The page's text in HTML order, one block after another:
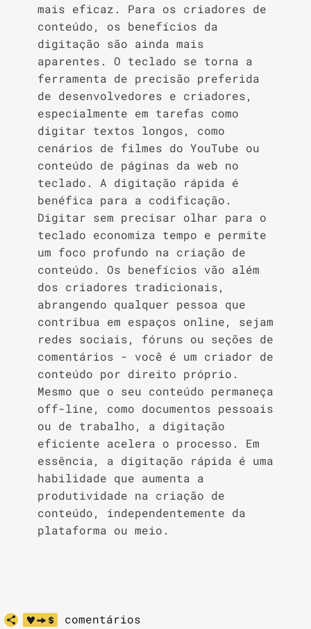
mais eficaz. Para os criadores de
conteúdo, os benefícios da
digitação são ainda mais
aparentes. O teclado se torna a
ferramenta de precisão preferida
de desenvolvedores e criadores,
especialmente em tarefas como
digitar textos longos, como
cenários de filmes do YouTube ou
conteúdo de páginas da web no
teclado. A digitação rápida é
benéfica para a codificação.
Digitar sem precisar olhar para o
teclado economiza tempo e permite
um foco profundo na criação de
conteúdo. Os benefícios vão além
dos criadores tradicionais,
abrangendo qualquer pessoa que
contribua em espaços online, sejam
redes sociais, fóruns ou seções de
comentários - você é um criador de
conteúdo por direito próprio.
Mesmo que o seu conteúdo permaneça
off-line, como documentos pessoais
ou de trabalho, a digitação
eficiente acelera o processo. Em
essência, a digitação rápida é uma
habilidade que aumenta a
produtividade na criação de
conteúdo, independentemente da
plataforma ou meio.
comentários